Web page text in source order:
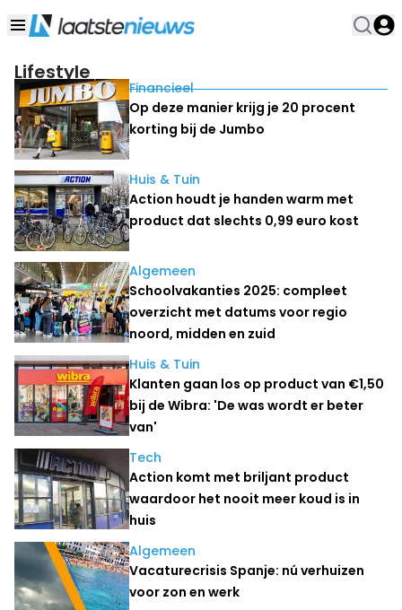
Lifestyle
Financieel
Op deze manier krijg je 20 procent
korting bij de Jumbo
Huis & Tuin
Action houdt je handen warm met
product dat slechts 0,99 euro kost
Algemeen
Schoolvakanties 2025: compleet
overzicht met datums voor regio
noord, midden en zuid
Huis & Tuin
Klanten gaan los op product van €1,50
bij de Wibra: 'De was wordt er beter
van'
Tech
Action komt met briljant product
waardoor het nooit meer koud is in
huis
Algemeen
Vacaturecrisis Spanje: nú verhuizen
voor zon en werk